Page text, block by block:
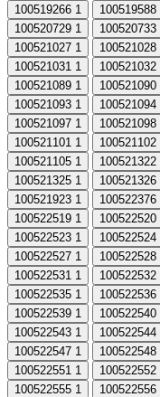
100519266 1 100519588
100520729 1 100520733
100521027 1 100521028
100521031 1 100521032
100521089 1 100521090
100521093 1 100521094
100521097 1 100521098
100521101 1 100521102
100521105 1 100521322
100521325 1 100521326
100521923 1 100522376
100522519 1 100522520
100522523 1 100522524
100522527 1 100522528
100522531 1 100522532
100522535 1 100522536
100522539 1 100522540
100522543 1 100522544
100522547 1 100522548
100522551 1 100522552
100522555 1 100522556